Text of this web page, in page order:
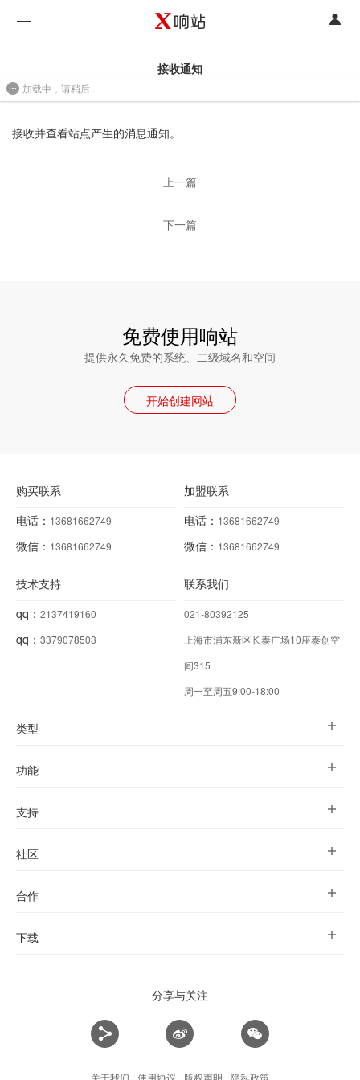
注册
联系销售部门
开发类型
功能
接收通知
接收并查看站点产生的消息通知。
上一篇
下一篇
免费使用响站
提供永久免费的系统、二级域名和空间
开始创建网站
购买联系
电话： 13681662749
微信： 13681662749
加盟联系
电话： 13681662749
微信： 13681662749
技术支持
qq： 2137419160
qq： 3379078503
联系我们
021-80392125
上海市浦东新区长泰广场10座泰创空
间315
周一至周五9:00-18:00
类型
功能
支持
社区
合作
下载
分享与关注
加载中，请稍后...